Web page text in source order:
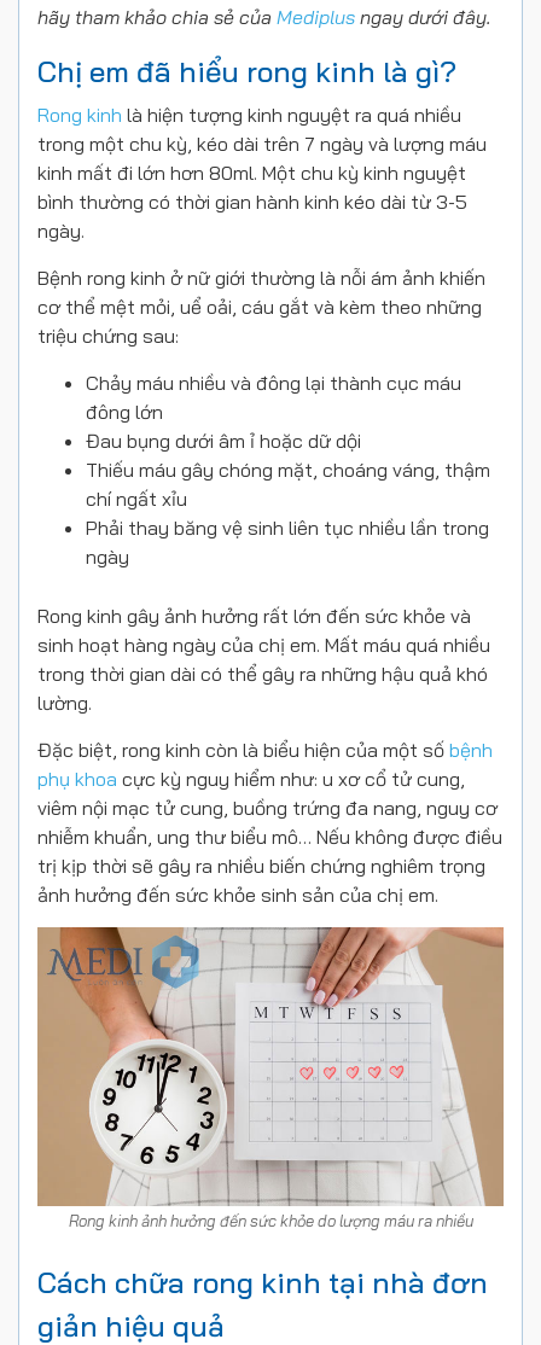
hãy tham khảo chia sẻ của Mediplus ngay dưới đây.
Chị em đã hiểu rong kinh là gì?
Rong kinh là hiện tượng kinh nguyệt ra quá nhiều
trong một chu kỳ, kéo dài trên 7 ngày và lượng máu
kinh mất đi lớn hơn 80ml. Một chu kỳ kinh nguyệt
bình thường có thời gian hành kinh kéo dài từ 3-5
ngày.
Bệnh rong kinh ở nữ giới thường là nỗi ám ảnh khiến
cơ thể mệt mỏi, uể oải, cáu gắt và kèm theo những
triệu chứng sau:
Chảy máu nhiều và đông lại thành cục máu
đông lớn
Đau bụng dưới âm ỉ hoặc dữ dội
Thiếu máu gây chóng mặt, choáng váng, thậm
chí ngất xỉu
Phải thay băng vệ sinh liên tục nhiều lần trong
ngày
Rong kinh gây ảnh hưởng rất lớn đến sức khỏe và
sinh hoạt hàng ngày của chị em. Mất máu quá nhiều
trong thời gian dài có thể gây ra những hậu quả khó
lường.
Đặc biệt, rong kinh còn là biểu hiện của một số bệnh
phụ khoa cực kỳ nguy hiểm như: u xơ cổ tử cung,
viêm nội mạc tử cung, buồng trứng đa nang, nguy cơ
nhiễm khuẩn, ung thư biểu mô… Nếu không được điều
trị kịp thời sẽ gây ra nhiều biến chứng nghiêm trọng
ảnh hưởng đến sức khỏe sinh sản của chị em.
Rong kinh ảnh hưởng đến sức khỏe do lượng máu ra nhiều
Cách chữa rong kinh tại nhà đơn
giản hiệu quả